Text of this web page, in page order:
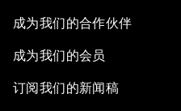
成为我们的合作伙伴
成为我们的会员
订阅我们的新闻稿